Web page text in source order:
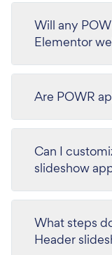
Will any
Elementor
Are POWR
Can I
slideshow
What steps
Header